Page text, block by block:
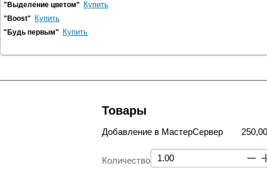
"Выделение цветом" Купить
"Boost" Купить
"Будь первым" Купить
Товары
Добавление в МастерСервер
Количество